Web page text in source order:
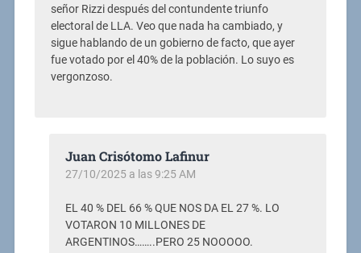
señor Rizzi después del contundente triunfo
electoral de LLA. Veo que nada ha cambiado, y
sigue hablando de un gobierno de facto, que ayer
fue votado por el 40% de la población. Lo suyo es
vergonzoso.
Juan Crisótomo Lafinur
27/10/2025 a las 9:25 AM
EL 40 % DEL 66 % QUE NOS DA EL 27 %. LO
VOTARON 10 MILLONES DE
ARGENTINOS……..PERO 25 NOOOOO.